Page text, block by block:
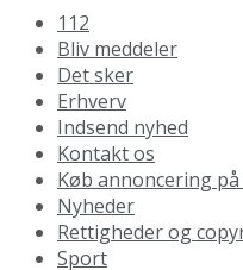
112
Bliv meddeler
Det sker
Erhverv
Indsend nyhed
Kontakt os
Køb annoncering på
Nyheder
Rettigheder og
Sport